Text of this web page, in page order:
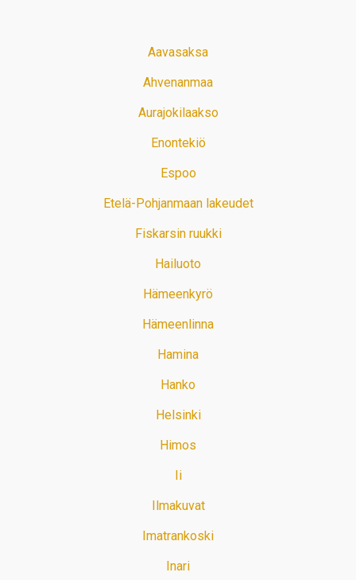
Aavasaksa
Ahvenanmaa
Aurajokilaakso
Enontekiö
Espoo
Etelä-Pohjanmaan lakeudet
Fiskarsin ruukki
Hailuoto
Hämeenkyrö
Hämeenlinna
Hamina
Hanko
Helsinki
Himos
Ii
Ilmakuvat
Imatrankoski
Inari